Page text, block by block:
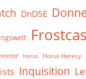
DnD5E
Horus Horus Heresy
Inquisition